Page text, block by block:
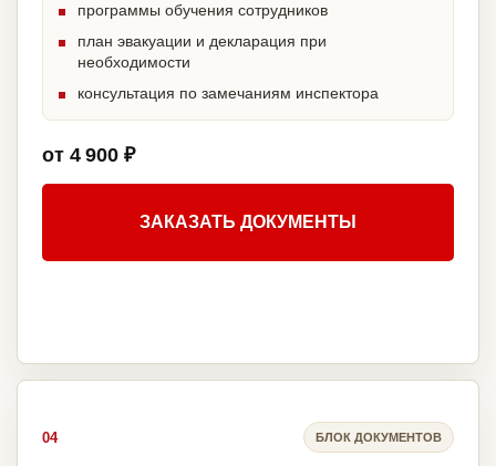
программы обучения сотрудников
план эвакуации и декларация при
необходимости
консультация по замечаниям инспектора
от 4 900 ₽
ЗАКАЗАТЬ ДОКУМЕНТЫ
04 БЛОК ДОКУМЕНТОВ